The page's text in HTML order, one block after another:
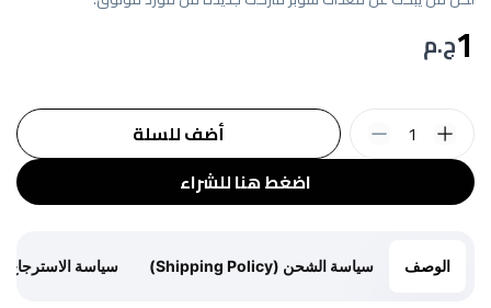
1ج.م
اضغط هنا للشراء
أضف للسلة 1
الوصف سياسة الشحن (Shipping Policy) سياسة الاسترجاع (Return Policy)